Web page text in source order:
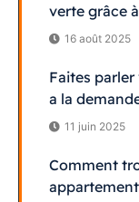
verte grâce
16 août 2025
Faites
a la
11 juin 2025
Comment